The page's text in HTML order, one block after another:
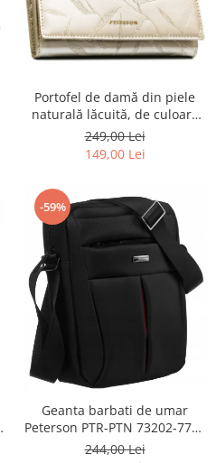
Portofel de damă din piele
naturală lăcuită, de culoare
bej, cu închidere cu capsă -
Peterson
249,00 Lei
149,00 Lei
-59%
Geanta barbati de umar
Peterson PTR-PTN 73202-7738
BL
244,00 Lei